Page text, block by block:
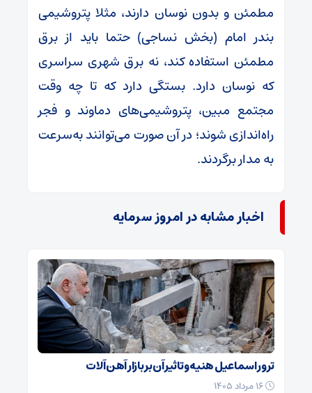
مطمئن و بدون نوسان دارند، مثلا پتروشیمی
بندر امام (بخش نساجی) حتما باید از برق
مطمئن استفاده کند، نه برق شهری سراسری
که نوسان دارد. بستگی دارد که تا چه وقت
مجتمع مبین، پتروشیمی‌های دماوند و فجر
راه‌اندازی شوند؛ در آن صورت می‌توانند به‌سرعت
به مدار برگردند.
اخبار مشابه در امروز سرمایه
ترور اسماعیل هنیه و تاثیر آن بر بازار آهن آلات